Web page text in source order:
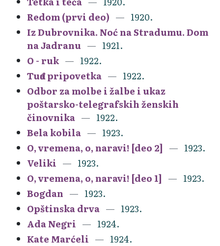
Redom (prvi deo)
1920.
Iz Dubrovnika. Noć na Stradumu. Dom
na Jadranu
1921.
O - ruk
1922.
Tuđa pripovetka
1922.
Odbor za molbe i žalbe i ukaz
poštarsko-telegrafskih ženskih
činovnika
1922.
Bela kobila
1923.
O, vremena, o, naravi! [deo 2]
1923.
Veliki
1923.
O, vremena, o, naravi! [deo 1]
1923.
Bogdan
1923.
Opštinska drva
1923.
Ada Negri
1924.
Kate Marćeli
1924.